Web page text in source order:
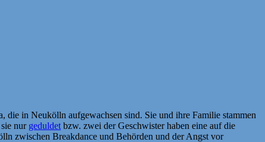
die in Neukölln aufgewachsen sind. Sie und ihre Familie stammen
nur geduldet bzw. zwei der Geschwister haben eine auf die
zwischen Breakdance und Behörden und der Angst vor